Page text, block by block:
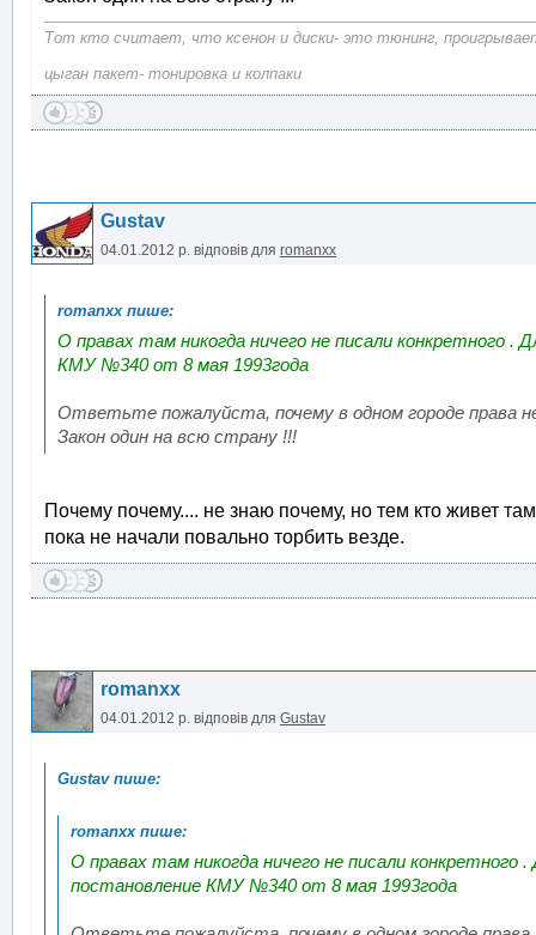
Тот кто считает, что ксенон и диски- это тюнинг,
цыган пакет- тонировка и колпаки
Gustav
04.01.2012 р. відповів для romanxx
О правах там никогда ничего не писали конкретного .
КМУ №340 от 8 мая 1993года
Ответьте пожалуйста, почему в одном городе права
Закон один на всю страну !!!
Почему почему.... не знаю почему, но тем кто живет
пока не начали повально торбить везде.
romanxx
04.01.2012 р. відповів для Gustav
О правах там никогда ничего не писали конкретного
постановление КМУ №340 от 8 мая 1993года